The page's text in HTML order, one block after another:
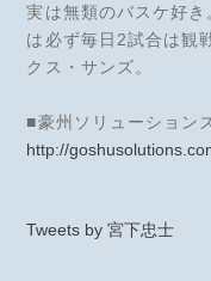
実は無類のバスケ好
は必ず毎日2試合は観
クス・サンズ。
■豪州ソリューション
http://
Tweets by 宮下忠士